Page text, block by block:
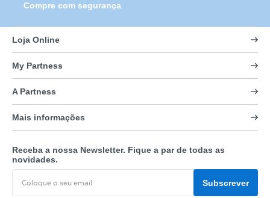
Compre com segurança
Loja Online
My Partness
A Partness
Mais informações
Receba a nossa Newsletter. Fique a par de todas as
novidades.
Subscrever